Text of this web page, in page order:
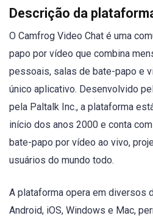
Descrição da
O Camfrog Video Chat é uma
papo por vídeo que combina
pessoais, salas de bate-papo e
único aplicativo. Desenvolvido
pela Paltalk Inc., a plataforma
início dos anos 2000 e conta
bate-papo por vídeo ao vivo,
usuários do mundo todo.
A plataforma opera em diversos
Android, iOS, Windows e Mac,